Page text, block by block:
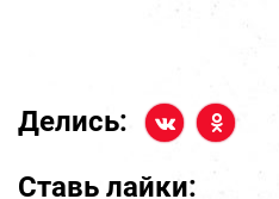
Делись:
Ставь лайки: